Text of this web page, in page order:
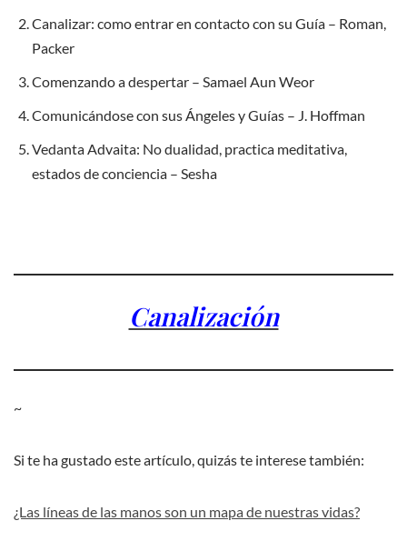
Canalizar: como entrar en contacto con su Guía – Roman,
Packer
Comenzando a despertar – Samael Aun Weor
Comunicándose con sus Ángeles y Guías – J. Hoffman
Vedanta Advaita: No dualidad, practica meditativa,
estados de conciencia – Sesha
Canalización
~
Si te ha gustado este artículo, quizás te interese también:
¿Las líneas de las manos son un mapa de nuestras vidas?